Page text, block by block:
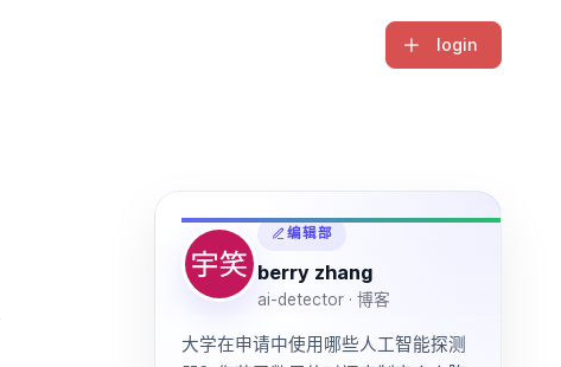
login
编辑部
berry zhang
ai-detector · 博客
大学在申请中使用哪些人工智能探测